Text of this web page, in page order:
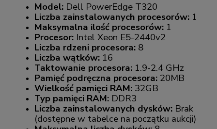
Model: Dell PowerEdge T320
Liczba zainstalowanych procesorów: 1
Maksymalna ilość procesorów: 1
Procesor: Intel Xeon E5-2440v2
Liczba rdzeni procesora: 8
Liczba wątków: 16
Taktowanie procesora: 1.9-2.4 GHz
Pamięć podręczna procesora: 20MB
Wielkość pamięci RAM: 32GB
Typ pamięci RAM: DDR3
Liczba zainstalowanych dysków: Brak
(dostępne w tabelce na początku aukcji)